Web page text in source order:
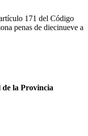
171 del Código
penas de diecinueve a
la Provincia